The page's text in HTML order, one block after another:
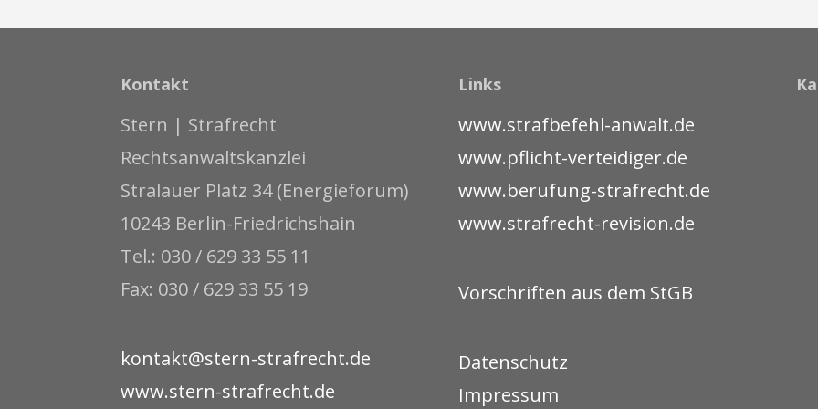
Kontakt
Stern | Strafrecht
Rechtsanwaltskanzlei
Stralauer Platz 34 (Energieforum)
10243 Berlin-Friedrichshain
Tel.: 030 / 629 33 55 11
Fax: 030 / 629 33 55 19
kontakt@stern-strafrecht.de
www.stern-strafrecht.de
Links
www.strafbefehl-anwalt.de
www.pflicht-verteidiger.de
www.berufung-strafrecht.de
www.strafrecht-revision.de
Vorschriften aus dem StGB
Datenschutz
Impressum